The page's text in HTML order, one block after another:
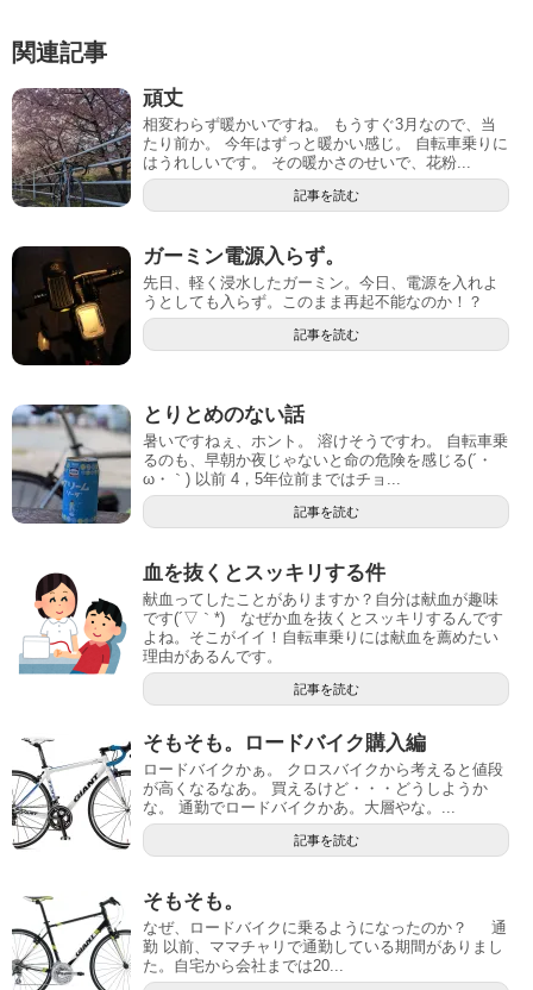
関連記事
頑丈
相変わらず暖かいですね。 もうすぐ3月なので、当
たり前か。 今年はずっと暖かい感じ。 自転車乗りに
はうれしいです。 その暖かさのせいで、花粉...
記事を読む
ガーミン電源入らず。
先日、軽く浸水したガーミン。今日、電源を入れよ
うとしても入らず。このまま再起不能なのか！？
記事を読む
とりとめのない話
暑いですねぇ、ホント。 溶けそうですわ。 自転車乗
るのも、早朝か夜じゃないと命の危険を感じる(´・
ω・｀) 以前 4，5年位前まではチョ...
記事を読む
血を抜くとスッキリする件
献血ってしたことがありますか？自分は献血が趣味
です(´▽｀*) なぜか血を抜くとスッキリするんです
よね。そこがイイ！自転車乗りには献血を薦めたい
理由があるんです。
記事を読む
そもそも。ロードバイク購入編
ロードバイクかぁ。 クロスバイクから考えると値段
が高くなるなあ。 買えるけど・・・どうしようか
な。 通勤でロードバイクかあ。大層やな。...
記事を読む
そもそも。
なぜ、ロードバイクに乗るようになったのか？ 通
勤 以前、ママチャリで通勤している期間がありまし
た。自宅から会社までは20...